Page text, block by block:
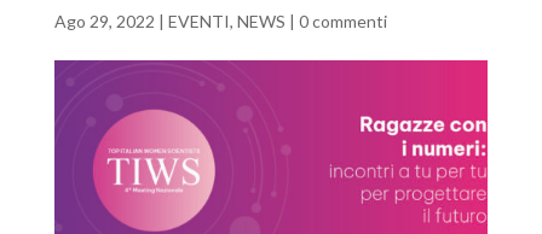
Ago 29, 2022 | EVENTI, NEWS | 0 commenti